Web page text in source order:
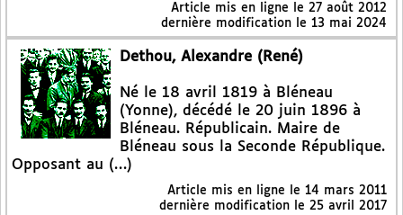
Article mis en ligne le 27 août 2012
dernière modification le 13 mai 2024
Dethou, Alexandre (René)
Né le 18 avril 1819 à Bléneau
(Yonne), décédé le 20 juin 1896 à
Bléneau. Républicain. Maire de
Bléneau sous la Seconde République.
Opposant au (…)
Article mis en ligne le 14 mars 2011
dernière modification le 25 avril 2017